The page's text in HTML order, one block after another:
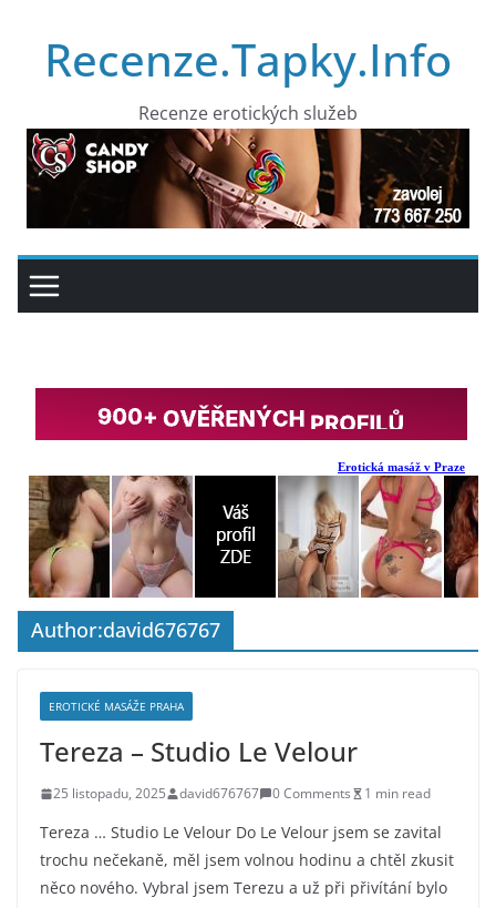
obsahRecenze.Tapky.Info
Recenze erotických služeb
Author:david676767
EROTICKÉ MASÁŽE PRAHA
Tereza – Studio Le Velour
25 listopadu, 2025 david676767 0 Comments 1 min read
Tereza … Studio Le Velour Do Le Velour jsem se zavital
trochu nečekaně, měl jsem volnou hodinu a chtěl zkusit
něco nového. Vybral jsem Terezu a už při přivítání bylo